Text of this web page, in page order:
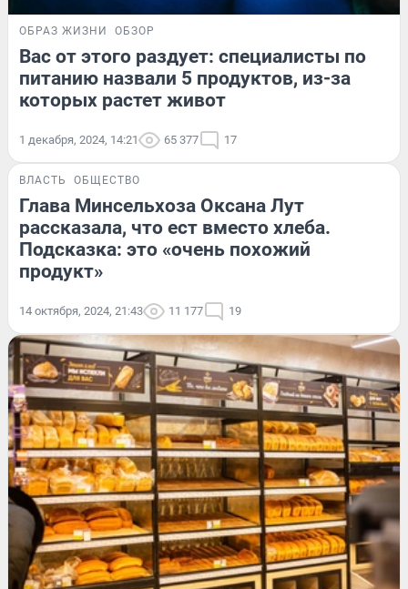
ОБРАЗ ЖИЗНИ ОБЗОР
Вас от этого раздует: специалисты по
питанию назвали 5 продуктов, из-за
которых растет живот
1 декабря, 2024, 14:21 65 377 17
ВЛАСТЬ ОБЩЕСТВО
Глава Минсельхоза Оксана Лут
рассказала, что ест вместо хлеба.
Подсказка: это «очень похожий
продукт»
14 октября, 2024, 21:43 11 177 19